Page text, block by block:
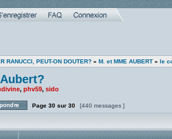
RANUCCI, PEUT-ON DOUTER? » M. et MME AUBERT » le
, phv59, sido
un nouveau sujetRépondre au sujet
Page 30 sur 30 [440 messages ]